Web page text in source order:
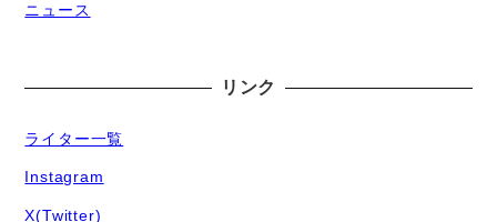
ニュース
リンク
ライター一覧
Instagram
X(Twitter)